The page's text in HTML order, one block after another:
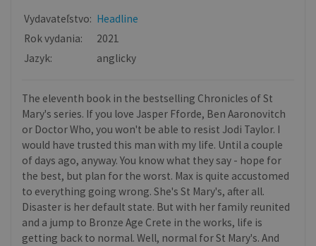
Vydavateľstvo: Headline
Rok vydania:
2021
Jazyk:
anglicky
The eleventh book in the bestselling Chronicles of St
Mary's series. If you love Jasper Fforde, Ben Aaronovitch
or Doctor Who, you won't be able to resist Jodi Taylor. I
would have trusted this man with my life. Until a couple
of days ago, anyway. You know what they say - hope for
the best, but plan for the worst. Max is quite accustomed
to everything going wrong. She's St Mary's, after all.
Disaster is her default state. But with her family reunited
and a jump to Bronze Age Crete in the works, life is
getting back to normal. Well, normal for St Mary's. And